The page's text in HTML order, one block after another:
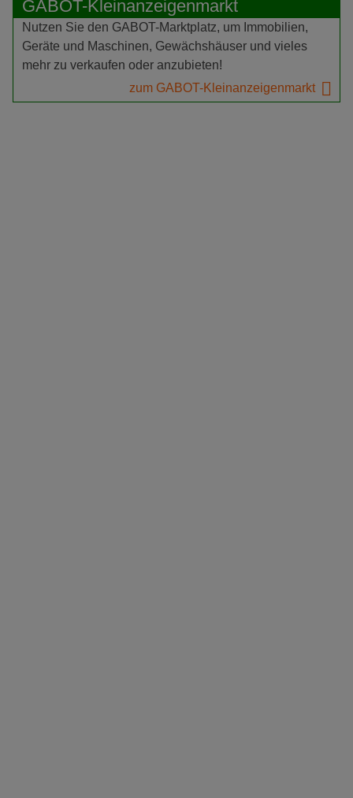
GABOT-Kleinanzeigenmarkt
Nutzen Sie den GABOT-Marktplatz, um Immobilien,
Geräte und Maschinen, Gewächshäuser und vieles
mehr zu verkaufen oder anzubieten!
zum GABOT-Kleinanzeigenmarkt